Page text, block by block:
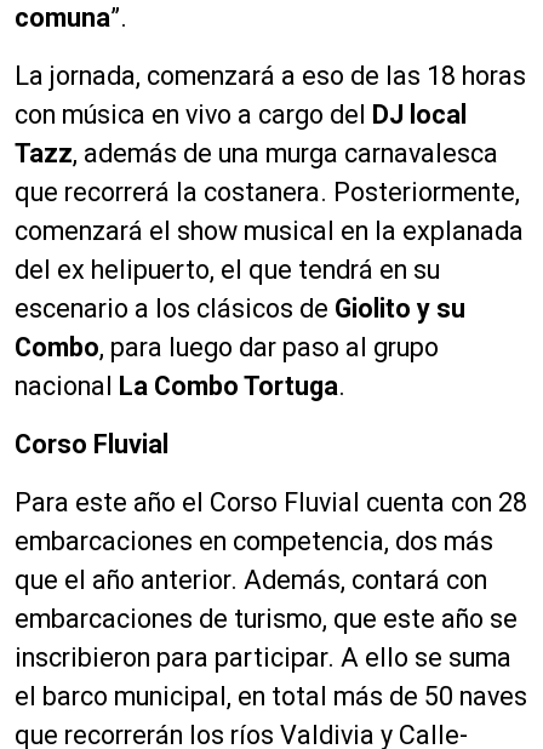
comuna”.
La jornada, comenzará a eso de las 18 horas
con música en vivo a cargo del DJ local
Tazz, además de una murga carnavalesca
que recorrerá la costanera. Posteriormente,
comenzará el show musical en la explanada
del ex helipuerto, el que tendrá en su
escenario a los clásicos de Giolito y su
Combo, para luego dar paso al grupo
nacional La Combo Tortuga.
Corso Fluvial
Para este año el Corso Fluvial cuenta con 28
embarcaciones en competencia, dos más
que el año anterior. Además, contará con
embarcaciones de turismo, que este año se
inscribieron para participar. A ello se suma
el barco municipal, en total más de 50 naves
que recorrerán los ríos Valdivia y Calle-